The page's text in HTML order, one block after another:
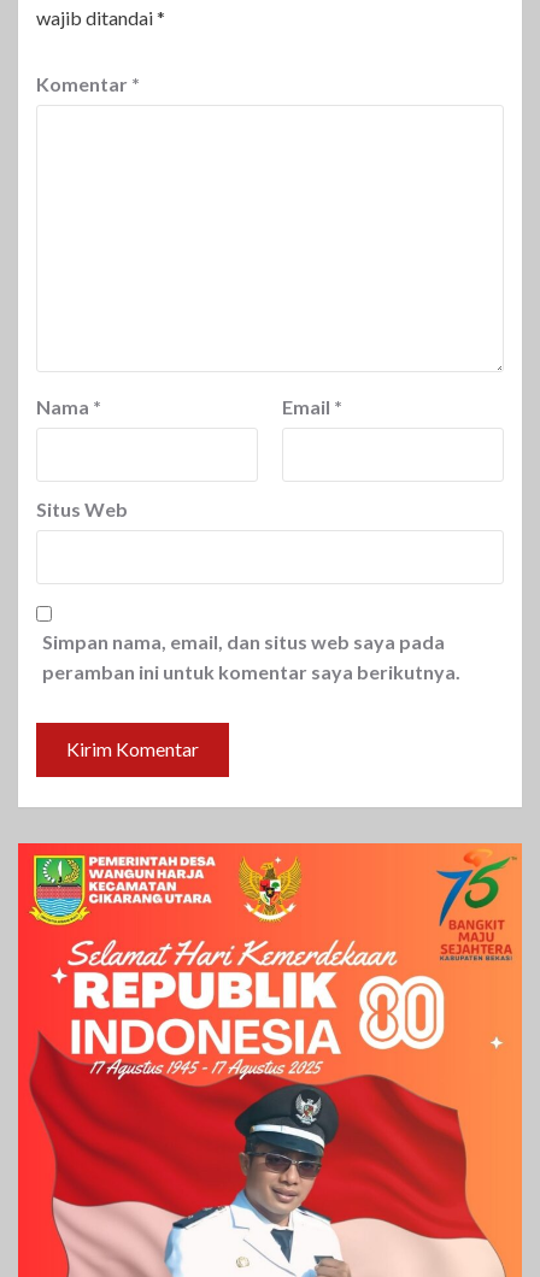
wajib ditandai*
Komentar *
Nama * Email *
Situs Web
Simpan nama, email, dan situs web saya pada
peramban ini untuk komentar saya berikutnya.